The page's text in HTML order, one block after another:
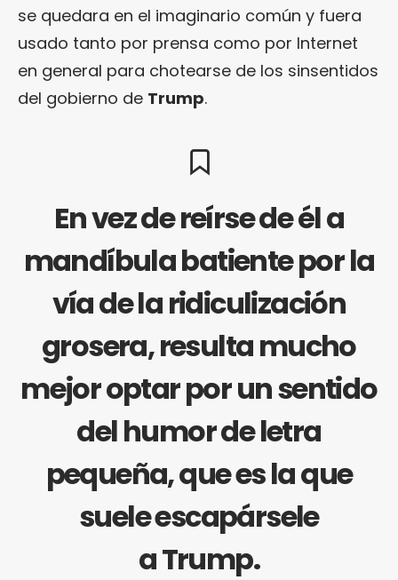
se quedara en el imaginario común y fuera
usado tanto por prensa como por Internet
en general para chotearse de los sinsentidos
del gobierno de Trump.
En vez de reírse de él a
mandíbula batiente por la
vía de la ridiculización
grosera, resulta mucho
mejor optar por un sentido
del humor de letra
pequeña, que es la que
suele escapársele
a Trump.